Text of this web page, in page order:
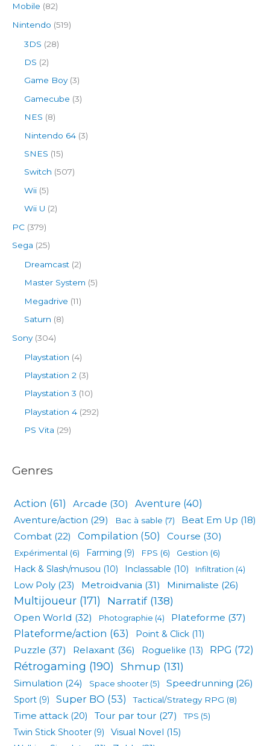
Mobile (82)
Nintendo (519)
3DS (28)
DS (2)
Game Boy(3)
Gamecube (3)
NES (8)
Nintendo 64 (3)
SNES (15)
Switch (507)
Wii (5)
Wii U (2)
PC (379)
Sega (25)
Dreamcast (2)
Master System (5)
Megadrive (11)
Saturn (8)
Sony(304)
Playstation (4)
Playstation 2 (3)
Playstation 3 (10)
Playstation 4 (292)
PS Vita (29)
Genres
Action (61) Arcade (30) Aventure (40)
Aventure/action (29) Bac à sable (7) Beat Em Up (18)
Combat (22) Compilation (50) Course (30)
Expérimental (6) Farming (9) FPS (6) Gestion (6)
Hack & Slash/musou (10) Inclassable (10) Infiltration (4)
Low Poly (23) Metroidvania (31) Minimaliste (26)
Multijoueur (171) Narratif(138)
Open World (32) Photographie (4) Plateforme (37)
Plateforme/action (63) Point & Click (11)
Puzzle (37) Relaxant (36) Roguelike (13) RPG (72)
Rétrogaming (190) Shmup (131)
Simulation (24) Space shooter (5) Speedrunning (26)
Sport (9) Super BO (53) Tactical/Strategy RPG (8)
Time attack (20) Tour par tour (27) TPS (5)
Twin Stick Shooter (9) Visual Novel (15)